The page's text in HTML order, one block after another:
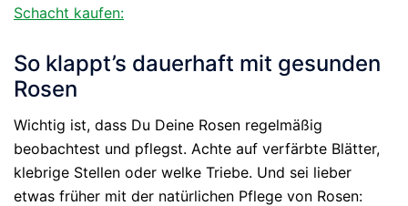
Schacht kaufen:
So klappt’s dauerhaft mit gesunden
Rosen
Wichtig ist, dass Du Deine Rosen regelmäßig
beobachtest und pflegst. Achte auf verfärbte Blätter,
klebrige Stellen oder welke Triebe. Und sei lieber
etwas früher mit der natürlichen Pflege von Rosen: